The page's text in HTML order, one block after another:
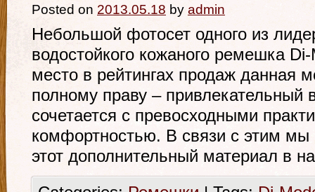
Posted on 2013.05.18 by admin
Небольшой фотосет одного из
водостойкого кожаного ремешка
место в рейтингах продаж данная
полному праву – привлекательный
сочетается с превосходными
комфортностью. В связи с этим мы
этот дополнительный материал в